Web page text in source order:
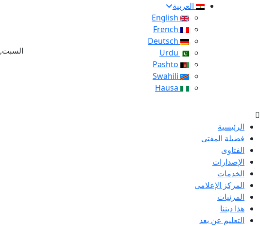
العربية
السبت, 08 أغسطس 2026 – 25 صفر 1448 هـ
الرئيسية
فضيلة المفتى
الفتاوى
الإصدارات
الخدمات
المركز الإعلامى
المرئيات
هذا ديننا
التعليم عن بعد